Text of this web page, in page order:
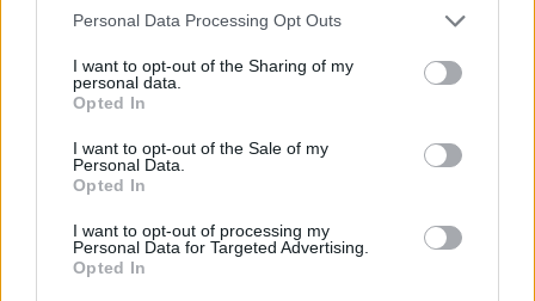
Please note that this website/app uses one or more Google
not limited to your visit or usage behaviour. You may click to
grant or deny consent to Google and its third-party tags to
use your data for below specified purposes in below Google
consent section.
Personal Data Processing Opt Outs
I want to opt-out of the Sharing of my
personal data.
Opted In
I want to opt-out of the Sale of my
Personal Data.
Opted In
I want to opt-out of processing my
Personal Data for Targeted Advertising.
Opted In